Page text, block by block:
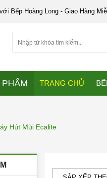
Bếp Hoàng Long - Giao Hàng
TRANG CHỦ
Hút Mùi Ecalite